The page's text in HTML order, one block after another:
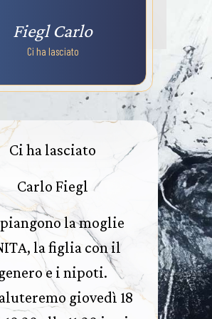
Fiegl Carlo
Ci ha lasciato
Ci ha lasciato
Carlo Fiegl
la moglie
la figlia con il
genero e i nipoti.
giovedì 18